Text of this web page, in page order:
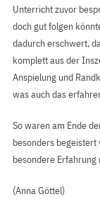
Unterricht zuvor
doch gut folgen
dadurch erschwert,
komplett aus der
Anspielung und
was auch das
So waren am Ende
besonders
besondere Erfahrung
(Anna Göttel)